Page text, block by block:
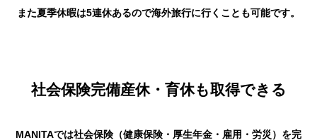
また夏季休暇は5連休あるので海外旅行に行くことも可能です。
社会保険完備産休・育休も取得できる
MANITAでは社会保険（健康保険・厚生年金・雇用・労災）を完